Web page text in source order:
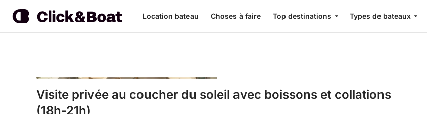
Location bateau Choses à faire Top destinations Types de bateaux
Visite privée au coucher du soleil avec boissons et collations
(18h-21h)